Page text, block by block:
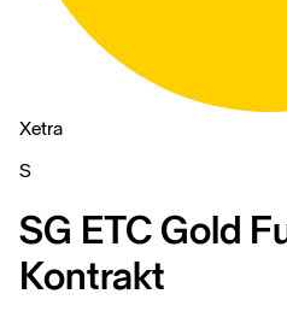
Xetra
S
SG ETC Gold
Kontrakt